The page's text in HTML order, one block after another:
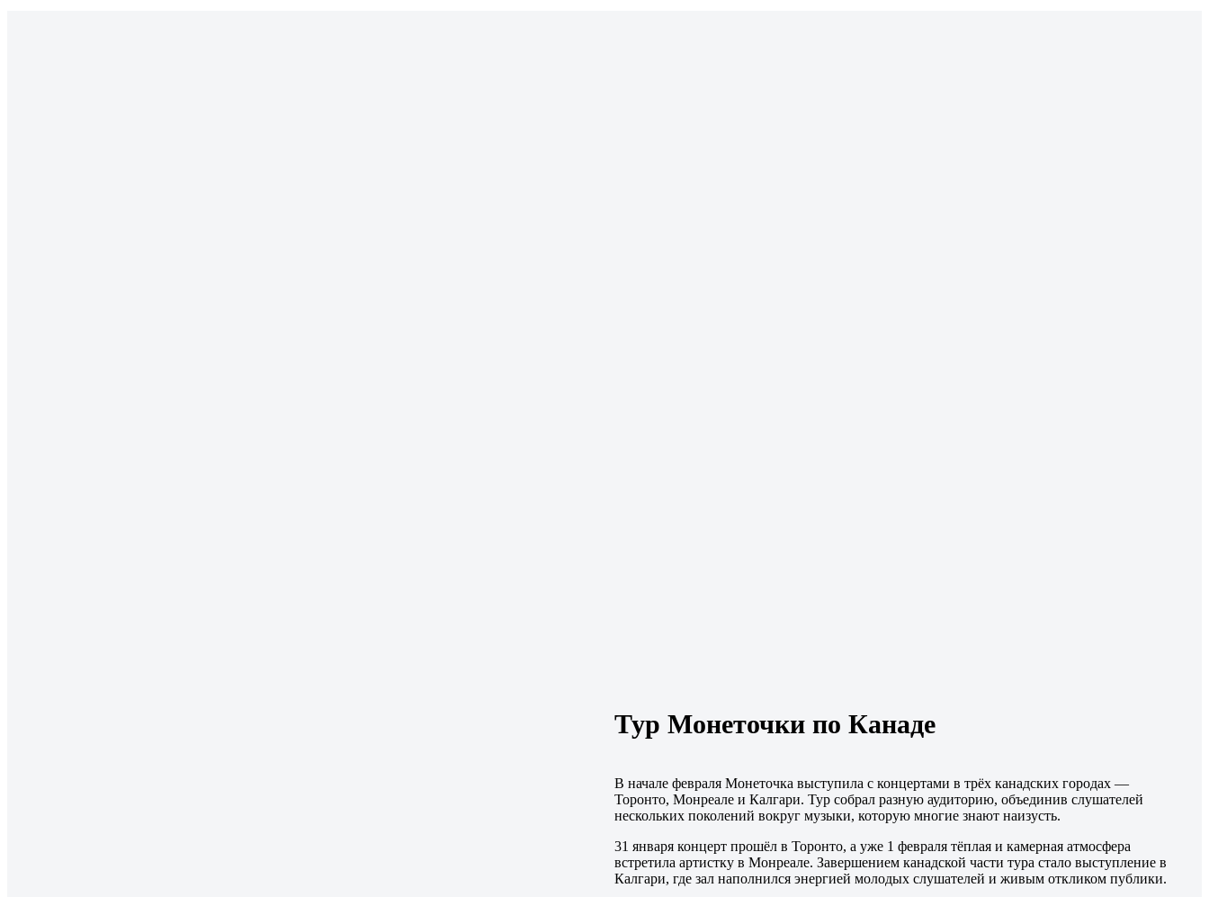
Тур Монеточки по Канаде
В начале февраля Монеточка выступила с концертами в трёх канадских городах —
Торонто, Монреале и Калгари. Тур собрал разную аудиторию, объединив слушателей
нескольких поколений вокруг музыки, которую многие знают наизусть.
31 января концерт прошёл в Торонто, а уже 1 февраля тёплая и камерная атмосфера
встретила артистку в Монреале. Завершением канадской части тура стало выступление в
Калгари, где зал наполнился энергией молодых слушателей и живым откликом публики.